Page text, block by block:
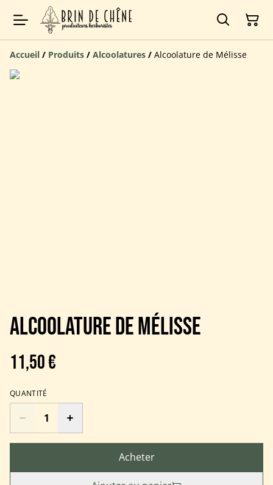
Accueil / Produits / Alcoolatures / Alcoolature de Mélisse
Alcoolature de Mélisse
11,50 €
QUANTITÉ
Acheter